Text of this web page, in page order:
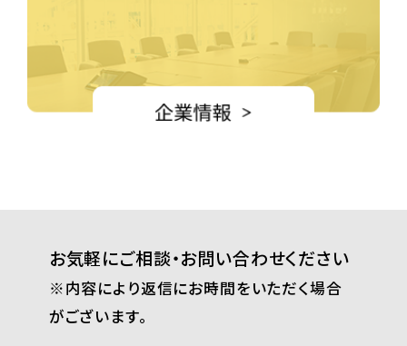
お気軽にご相談・お問い合わせください
※内容により返信にお時間をいただく場合
がございます。